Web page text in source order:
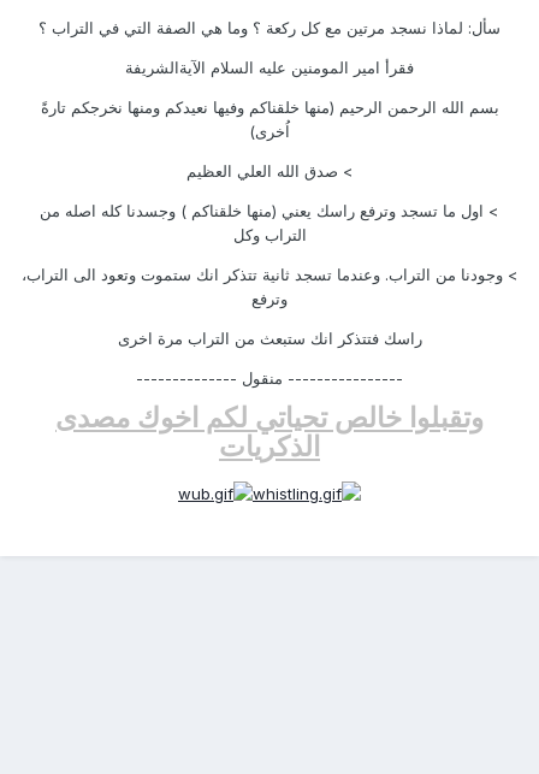
سأل: لماذا نسجد مرتين مع كل ركعة ؟ وما هي الصفة التي في التراب ؟
فقرأ امير المومنين عليه السلام الآيةالشريفة
بسم الله الرحمن الرحيم (منها خلقناكم وفيها نعيدكم ومنها نخرجكم تارةً
اُخرى)
> صدق الله العلي العظيم
> اول ما تسجد وترفع راسك يعني (منها خلقناكم ) وجسدنا كله اصله من
التراب وكل
> وجودنا من التراب. وعندما تسجد ثانية تتذكر انك ستموت وتعود الى التراب،
وترفع
راسك فتتذكر انك ستبعث من التراب مرة اخرى
---------------- منقول --------------
وتقبلوا خالص تحياتي لكم اخوك مصدى
الذكريات